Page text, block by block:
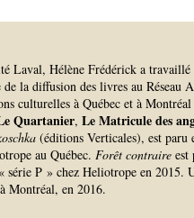
Laval, Hélène Frédérick a
de la diffusion des livres au Réseau
culturelles à Québec et à Montréal
Quartanier, Le Matricule des
(éditions Verticales), est paru
au Québec. Forêt contraire est
série P » chez Heliotrope en 2015.
Montréal, en 2016.